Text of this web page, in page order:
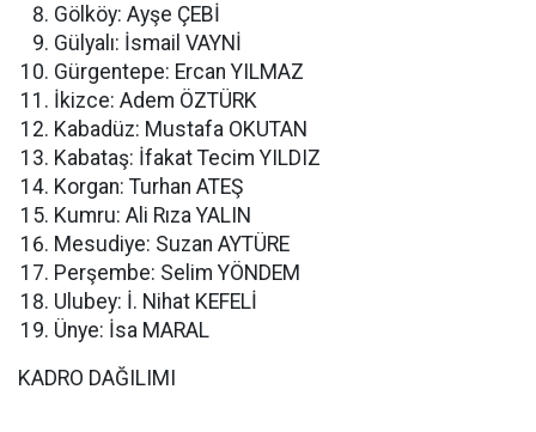
Gölköy: Ayşe ÇEBİ
Gülyalı: İsmail VAYNİ
Gürgentepe: Ercan YILMAZ
İkizce: Adem ÖZTÜRK
Kabadüz: Mustafa OKUTAN
Kabataş: İfakat Tecim YILDIZ
Korgan: Turhan ATEŞ
Kumru: Ali Rıza YALIN
Mesudiye: Suzan AYTÜRE
Perşembe: Selim YÖNDEM
Ulubey: İ. Nihat KEFELİ
Ünye: İsa MARAL
KADRO DAĞILIMI